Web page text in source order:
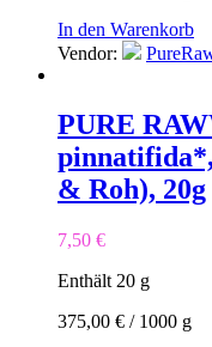
In den Warenkorb
Vendor:
PURE RAW
& Roh), 20g
7,50 €
Enthält 20 g
375,00 € / 1000 g